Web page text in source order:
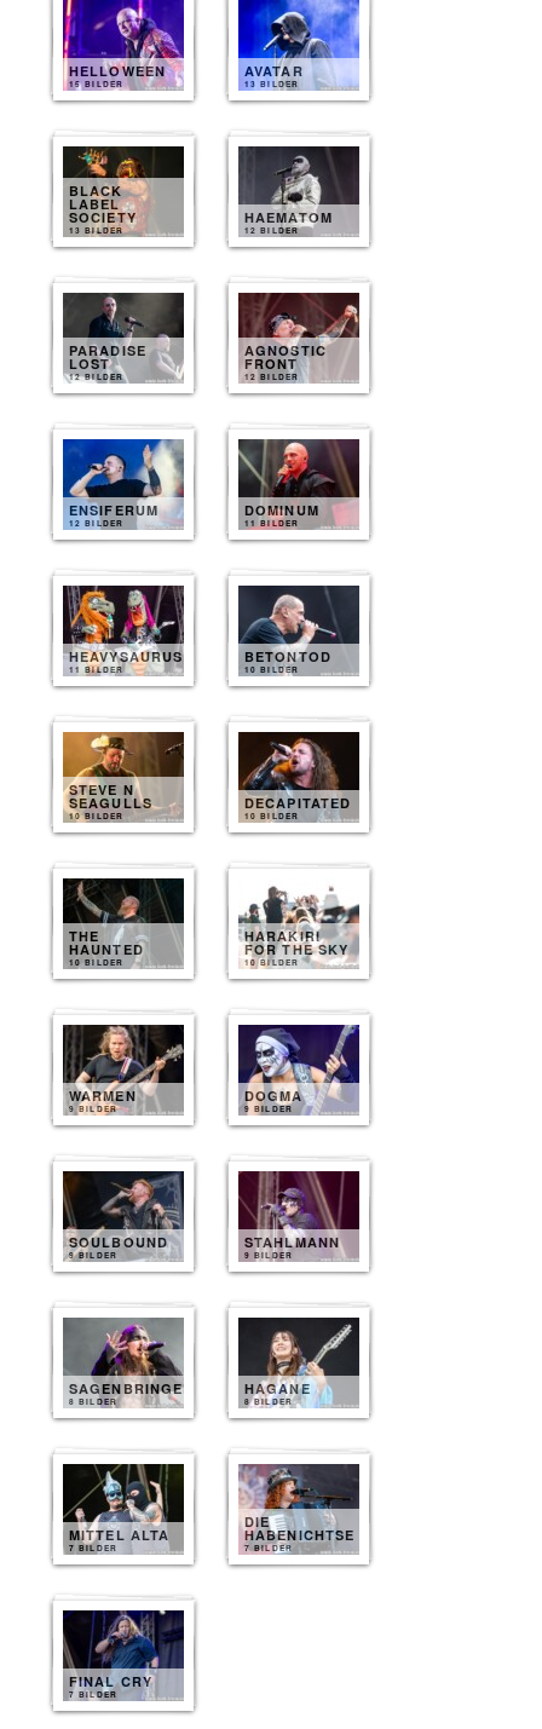
HELLOWEEN
15 BILDER
AVATAR
13 BILDER
BLACK
LABEL
SOCIETY
13 BILDER
HAEMATOM
12 BILDER
PARADISE
LOST
12 BILDER
AGNOSTIC
FRONT
12 BILDER
ENSIFERUM
12 BILDER
DOMINUM
11 BILDER
HEAVYSAURUS
11 BILDER
BETONTOD
10 BILDER
STEVE N
SEAGULLS
10 BILDER
DECAPITATED
10 BILDER
THE
HAUNTED
10 BILDER
HARAKIRI
FOR THE SKY
10 BILDER
WARMEN
9 BILDER
DOGMA
9 BILDER
SOULBOUND
9 BILDER
STAHLMANN
9 BILDER
SAGENBRINGER
8 BILDER
HAGANE
8 BILDER
MITTEL ALTA
7 BILDER
DIE
HABENICHTSE
7 BILDER
FINAL CRY
7 BILDER